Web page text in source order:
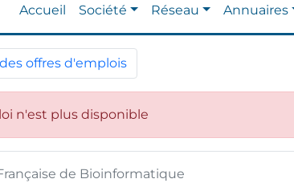
Accueil Société Réseau Annuaires
offres d'emplois
n'est plus disponible
de Bioinformatique